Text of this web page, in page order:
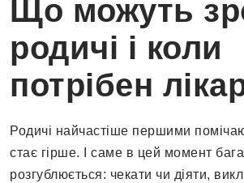
Що можуть
родичі і коли
потрібен
Родичі найчастіше першими
стає гірше. І саме в цей момент
розгублюється: чекати чи діяти,